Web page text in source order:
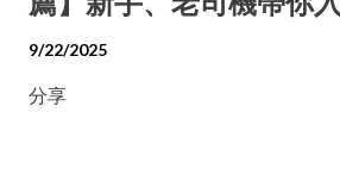
9/22/2025
分享